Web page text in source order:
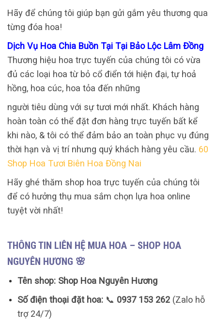
Hãy để chúng tôi giúp bạn gửi gắm yêu thương qua
từng đóa hoa!
Dịch Vụ Hoa Chia Buồn Tại Tại Bảo Lộc Lâm Đồng
Thương hiệu hoa trực tuyến của chúng tôi có vừa
đủ các loại hoa từ bỏ cổ điển tới hiện đại, tự hoả
hồng, hoa cúc, hoa tỏa đến những
người tiêu dùng với sự tươi mới nhất. Khách hàng
hoàn toàn có thể đặt đơn hàng trực tuyến bất kể
khi nào, & tôi có thể đảm bảo an toàn phục vụ đúng
thời hạn và vị trí nhưng quý khách hàng yêu cầu. 60
Shop Hoa Tươi Biên Hoa Đồng Nai
Hãy ghé thăm shop hoa trực tuyến của chúng tôi
để có hưởng thụ mua sắm chọn lựa hoa online
tuyệt vời nhất!
THÔNG TIN LIÊN HỆ MUA HOA – SHOP HOA
NGUYÊN HƯƠNG 🌸
Tên shop: Shop Hoa Nguyên Hương
Số điện thoại đặt hoa:📞 0937 153 262(Zalo hỗ
trợ 24/7)